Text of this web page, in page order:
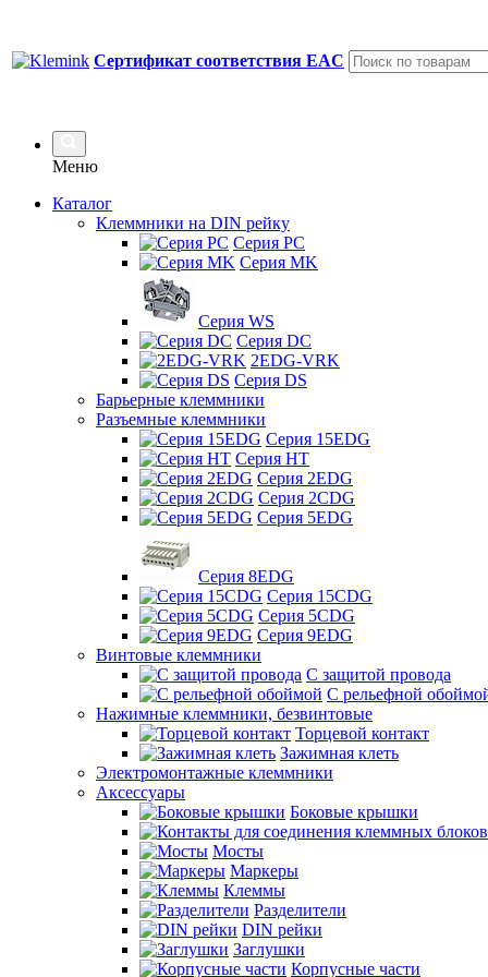
Сертификат соответствия EAC
Меню
Каталог
Клеммники на DIN рейку
Серия PC
Серия MK
Серия WS
Серия DC
2EDG-VRK
Серия DS
Барьерные клеммники
Разъемные клеммники
Серия 15EDG
Серия HT
Серия 2EDG
Серия 2CDG
Серия 5EDG
Серия 8EDG
Серия 15CDG
Серия 5CDG
Серия 9EDG
Винтовые клеммники
С защитой провода
C рельефной
Нажимные клеммники, безвинтовые
Торцевой контакт
Зажимная клеть
Электромонтажные клеммники
Аксессуары
Боковые крышки
Мосты
Маркеры
Клеммы
Разделители
DIN рейки
Заглушки
Корпусные части